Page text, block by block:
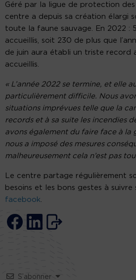
Géré par la ligue de protection des
centre a depuis sa création élargi
toute la faune sauvage. En 2022 :
accueillis, soit 230 de plus que
de juin aura établi un triste record
accueillis.
« L’année 2022 se termine, et elle
particulièrement difficile. Nous
situations imprévues telle que la
records et à sa suite les incendies
avons également du faire face à la
nous a imposé des mesures
malheureusement cela n’est pas
Le centre partage régulièrement
besoins et les bons gestes à suivre
facebook.
S’abonner